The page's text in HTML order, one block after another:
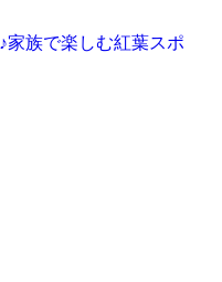
家族で楽しむ紅葉スポ